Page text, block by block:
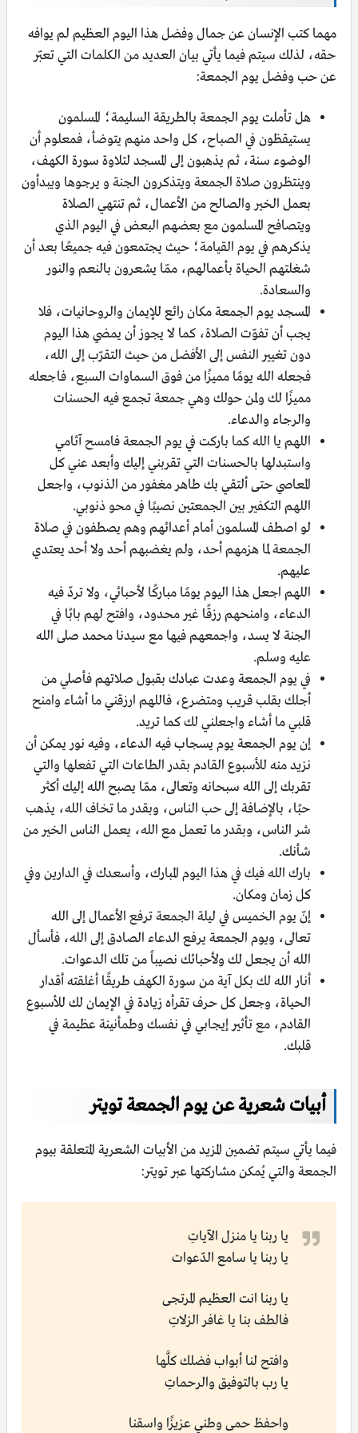
مهما كتب الإنسان عن جمال وفضل هذا اليوم العظيم لم يوافه
حقه، لذلك سيتم فيما يأتي بيان العديد من الكلمات التي تعبّر
عن حب وفضل يوم الجمعة:
هل تأملت يوم الجمعة بالطريقة السليمة؛ المسلمون
يستيقظون في الصباح، كل واحد منهم يتوضأ، فمعلوم أن
الوضوء سنة، ثم يذهبون إلى المسجد لتلاوة سورة الكهف،
وينتظرون صلاة الجمعة ويتذكرون الجنة و يرجوها ويبدأون
بعمل الخير والصالح من الأعمال، ثم تنتهي الصلاة
ويتصافح المسلمون مع بعضهم البعض في اليوم الذي
يذكرهم في يوم القيامة؛ حيث يجتمعون فيه جميعًا بعد أن
شغلتهم الحياة بأعمالهم، ممّا يشعرون بالنعم والنور
والسعادة.
المسجد يوم الجمعة مكان رائع للإيمان والروحانيات، فلا
يجب أن تفوّت الصلاة، كما لا يجوز أن يمضي هذا اليوم
دون تغيير النفس إلى الأفضل من حيث التقرّب إلى الله،
فجعله الله يومًا مميزًا من فوق السماوات السبع، فاجعله
مميزًا لك ولمن حولك وهي جمعة تجمع فيه الحسنات
والرجاء والدعاء.
اللهم يا الله كما باركت في يوم الجمعة فامسح آثامي
واستبدلها بالحسنات التي تقربني إليك وأبعد عني كل
المعاصي حتى ألتقي بك طاهر مغفور من الذنوب، واجعل
اللهم التكفير بين الجمعتين نصيبًا في محو ذنوبي.
لو اصطف المسلمون أمام أعدائهم وهم يصطفون في صلاة
الجمعة لما هزمهم أحد، ولم يغضبهم أحد ولا أحد يعتدي
عليهم.
اللهم اجعل هذا اليوم يومًا مباركًا لأحبائي، ولا تردّ فيه
الدعاء، وامنحهم رزقًا غير محدود، وافتح لهم بابًا في
الجنة لا يسد، واجمعهم فيها مع سيدنا محمد صلى الله
عليه وسلم.
في يوم الجمعة وعدت عبادك بقبول صلاتهم فأصلي من
أجلك بقلب قريب ومتضرع، فاللهم ارزقني ما أشاء وامنح
قلبي ما أشاء واجعلني لك كما تريد.
إن يوم الجمعة يوم يسجاب فيه الدعاء، وفيه نور يمكن أن
نزيد منه للأسبوع القادم بقدر الطاعات التي تفعلها والتي
تقربك إلى الله سبحانه وتعالى، ممّا يصبح الله إليك أكثر
حبًا، بالإضافة إلى حب الناس، وبقدر ما تخاف الله، يذهب
شر الناس، وبقدر ما تعمل مع الله، يعمل الناس الخير من
شأنك.
بارك الله فيك في هذا اليوم المبارك، وأسعدك في الدارين وفي
كل زمان ومكان.
إنّ يوم الخميس في ليلة الجمعة ترفع الأعمال إلى الله
تعالى، ويوم الجمعة يرفع الدعاء الصادق إلى الله، فأسأل
الله أن يجعل لك ولأحبائك نصيباً من تلك الدعوات.
أنار الله لك بكل آية من سورة الكهف طريقًا أغلقته أقدار
الحياة، وجعل كل حرف تقرأه زيادة في الإيمان لك للأسبوع
القادم، مع تأثير إيجابي في نفسك وطمأنينة عظيمة في
قلبك.
أبيات شعرية عن يوم الجمعة تويتر
فيما يأتي سيتم تضمين المزيد من الأبيات الشعرية المتعلقة بيوم
الجمعة والتي يُمكن مشاركتها عبر تويتر:
يا ربنا يا منزل الآياتِ
يا ربنا يا سامع الدّعوات
يا ربنا انت العظيم المرتجى
فالطف بنا يا غافر الزلاتِ
وافتح لنا أبواب فضلك كلَّها
يا رب بالتوفيق والرحماتِ
واحفظ حمى وطني عزيزًا واسقنا